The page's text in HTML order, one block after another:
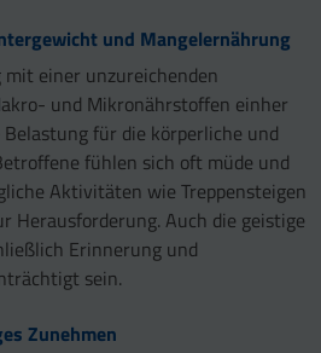
und Mangelernährung
einer unzureichenden
und Mikronährstoffen einher
für die körperliche und
fühlen sich oft müde und
Aktivitäten wie Treppensteigen
Herausforderung. Auch die geistige
Erinnerung und
sein.
Zunehmen